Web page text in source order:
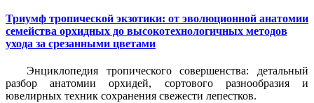
Триумф тропической экзотики: от эволюционной анатомии
семейства орхидных до высокотехнологичных методов
ухода за срезанными цветами
Энциклопедия тропического совершенства: детальный
разбор анатомии орхидей, сортового разнообразия и
ювелирных техник сохранения свежести лепестков.